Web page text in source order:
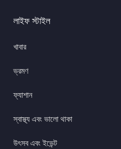
লাইফ স্টাইল
খাবার
ভ্রমণ
ফ্যাশান
স্বাস্থ্য এবং ভালো থাকা
উৎসব এবং ইভেন্ট